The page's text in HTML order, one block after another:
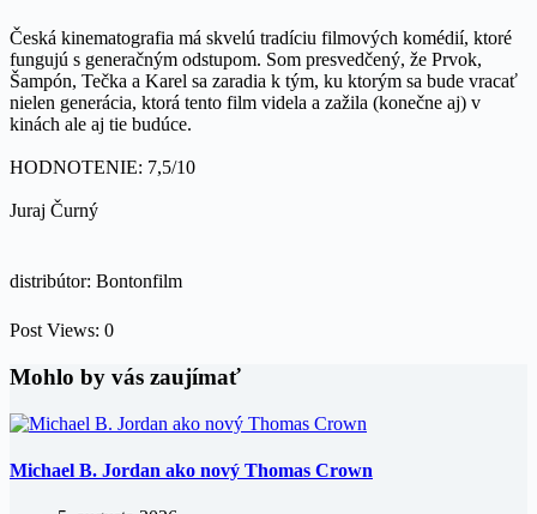
Česká kinematografia má skvelú tradíciu filmových komédií, ktoré
fungujú s generačným odstupom. Som presvedčený, že Prvok,
Šampón, Tečka a Karel sa zaradia k tým, ku ktorým sa bude vracať
nielen generácia, ktorá tento film videla a zažila (konečne aj) v
kinách ale aj tie budúce.
HODNOTENIE: 7,5/10
Juraj Čurný
distribútor: Bontonfilm
Post Views: 0
Mohlo by vás zaujímať
Michael B. Jordan ako nový Thomas Crown